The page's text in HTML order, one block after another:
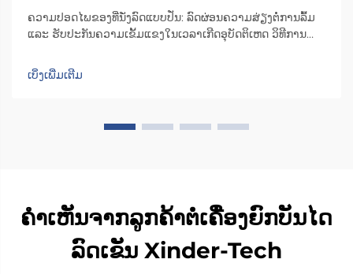
ຄວາມປອດໄພຂອງທີ່ນັ່ງລົດແບບປັ່ນ: ລົດຜ່ອນຄວາມສ່ຽງຕໍ່ການລົ້ມ
ແລະ ຮັບປະກັນຄວາມເຂັ້ມແຂງໃນເວລາເກີດອຸບັດຕິເຫດ ວິທີການ
ການຍ້າຍຕົວ ເກົ້າອີ້ຫຼືທີ່ນັ່ງມີເຄື່ອງຈັກທີ່ສາມາດປັ່ນໄດ້ເປັນພິເສດ ເຊິ່ງ
ຊ່ວຍປັ່ນທີ່ນັ່ງໄປ 90 ອົງສາໄປທາງດ້ານປະຕູລົດ ເພື່ອໃຫ້ຜູ້ໃຊ້...
ເບິ່ງເພີ່ມເຕີມ
ຄຳເຫັນຈາກລູກຄ້າຕໍ່ເຄື່ອງຍົກບັນໄດ
ລົດເຂັນ Xinder-Tech